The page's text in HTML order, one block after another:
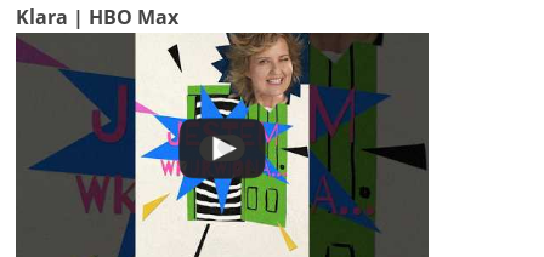
Klara | HBO Max